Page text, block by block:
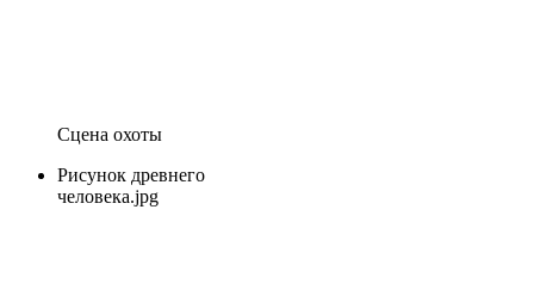
Сцена охоты
Рисунок древнего
человека.jpg